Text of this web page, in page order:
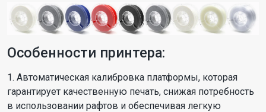
Особенности принтера:
1. Автоматическая калибровка платформы, которая
гарантирует качественную печать, снижая потребность
в использовании рафтов и обеспечивая легкую